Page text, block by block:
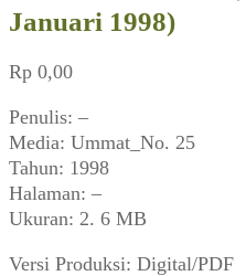
Januari 1998)
Rp 0,00
Penulis: –
Media: Ummat_No. 25
Tahun: 1998
Halaman: –
Ukuran: 2. 6 MB
Versi Produksi: Digital/PDF